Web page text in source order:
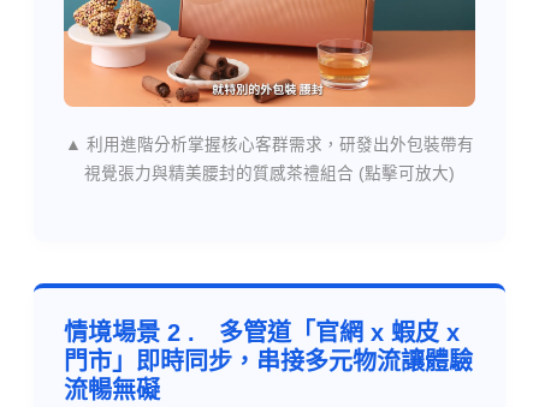
▲ 利用進階分析掌握核心客群需求，研發出外包裝帶有
視覺張力與精美腰封的質感茶禮組合 (點擊可放大)
情境場景 2 .
多管道「官網 x 蝦皮 x
門市」即時同步，串接多元物流讓體驗
流暢無礙